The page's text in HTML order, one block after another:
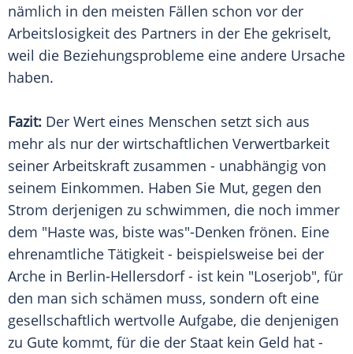
nämlich in den meisten Fällen schon vor der
Arbeitslosigkeit des Partners in der Ehe gekriselt,
weil die Beziehungsprobleme eine andere Ursache
haben.
Fazit: Der Wert eines Menschen setzt sich aus
mehr als nur der wirtschaftlichen Verwertbarkeit
seiner Arbeitskraft zusammen - unabhängig von
seinem Einkommen. Haben Sie Mut, gegen den
Strom derjenigen zu schwimmen, die noch immer
dem "Haste was, biste was"-Denken frönen. Eine
ehrenamtliche Tätigkeit - beispielsweise bei der
Arche in Berlin-Hellersdorf - ist kein "Loserjob", für
den man sich schämen muss, sondern oft eine
gesellschaftlich wertvolle Aufgabe, die denjenigen
zu Gute kommt, für die der Staat kein Geld hat -